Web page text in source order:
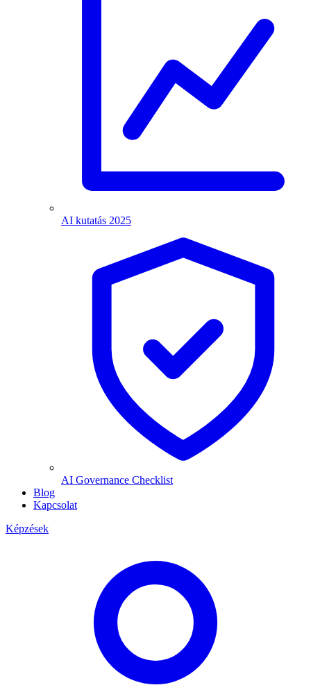
AI kutatás 2025
AI Governance Checklist
Blog
Kapcsolat
Képzések